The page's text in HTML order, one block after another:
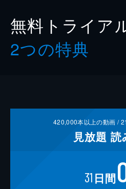
無料トライア
2つの特典
420,000本以上の動画 /
見放題 読
31 日間